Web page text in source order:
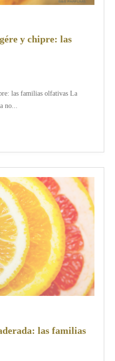
y chipre: las
las familias olfativas La
no...
las familias